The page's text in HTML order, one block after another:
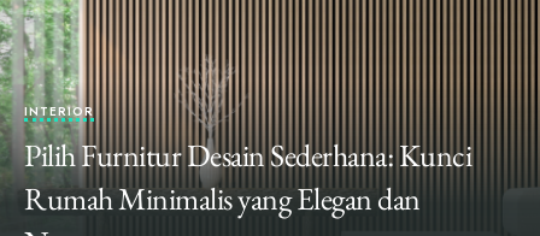
INTERIOR
Pilih Furnitur Desain Sederhana: Kunci
Rumah Minimalis yang Elegan dan